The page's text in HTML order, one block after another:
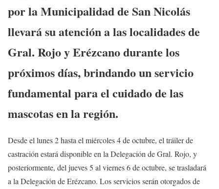
por la Municipalidad de San Nicolás
llevará su atención a las localidades de
Gral. Rojo y Erézcano durante los
próximos días, brindando un servicio
fundamental para el cuidado de las
mascotas en la región.
Desde el lunes 2 hasta el miércoles 4 de octubre, el tráiler de
castración estará disponible en la Delegación de Gral. Rojo, y
posteriormente, del jueves 5 al viernes 6 de octubre, se trasladará
a la Delegación de Erézcano. Los servicios serán otorgados de